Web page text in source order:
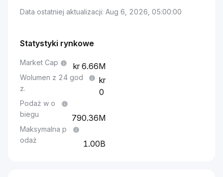
Data ostatniej aktualizacji: Aug 6, 2026, 05:00:00
Statystyki rynkowe
Market Cap 6.66M
Wolumen z 24 god
z.
0
Podaż w o
biegu
790.36M
Maksymalna p
odaż
1.00B